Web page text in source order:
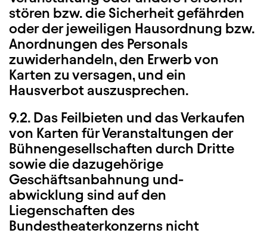
stören bzw. die Sicherheit gefährden
oder der jeweiligen Hausordnung bzw.
Anordnungen des Personals
zuwiderhandeln, den Erwerb von
Karten zu versagen, und ein
Hausverbot auszusprechen.
9.2. Das Feilbieten und das Verkaufen
von Karten für Veranstaltungen der
Bühnengesellschaften durch Dritte
sowie die dazugehörige
Geschäftsanbahnung und-
abwicklung sind auf den
Liegenschaften des
Bundestheaterkonzerns nicht